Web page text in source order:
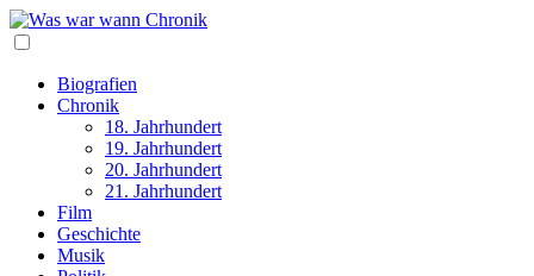
Biografien
Chronik
18. Jahrhundert
19. Jahrhundert
20. Jahrhundert
21. Jahrhundert
Film
Geschichte
Musik